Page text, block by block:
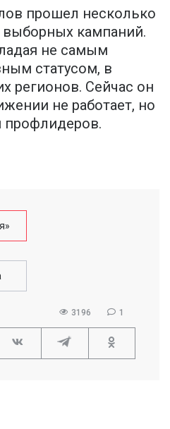
прошел несколько
кампаний.
не самым
статусом, в
регионов. Сейчас он
не работает, но
профлидеров.
3196 1